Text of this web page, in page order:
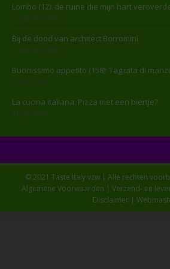
Lombo (12): de ruïne die mijn hart
7 augustus 2026
Bij de dood van architect Borromini
1 augustus 2026
Buonissimo appetito (158): Tagliata di
31 juli 2026
La cucina italiana: Pizza met een biertje?
31 juli 2026
© 2021 Taste Italy vzw | Alle rechten
Algemene Voorwaarden | Verzend- en
Disclaimer|